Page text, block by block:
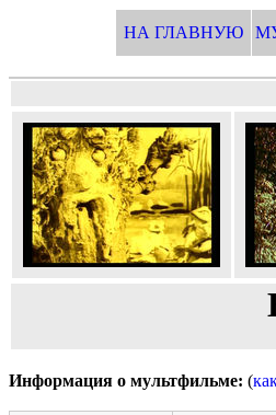
НА ГЛАВНУЮ
Информация о мультфильме: (